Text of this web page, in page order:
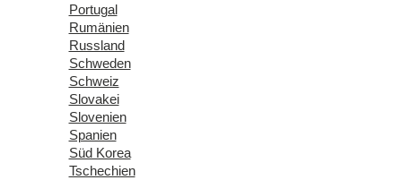
Portugal
Rumänien
Russland
Schweden
Schweiz
Slovakei
Slovenien
Spanien
Süd Korea
Tschechien